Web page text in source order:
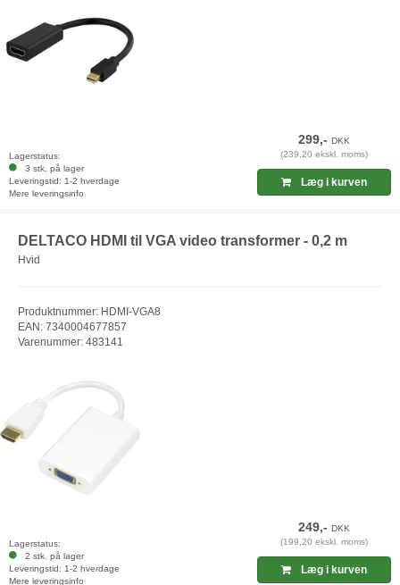
Lagerstatus:
3 stk. på lager
Leveringstid: 1-2 hverdage
Mere leveringsinfo
299,-DKK
(239,20 ekskl. moms)
Læg i kurven
DELTACO HDMI til VGA video transformer - 0,2 m
Hvid
Produktnummer: HDMI-VGA8
EAN: 7340004677857
Varenummer: 483141
Lagerstatus:
2 stk. på lager
Leveringstid: 1-2 hverdage
Mere leveringsinfo
249,-DKK
(199,20 ekskl. moms)
Læg i kurven